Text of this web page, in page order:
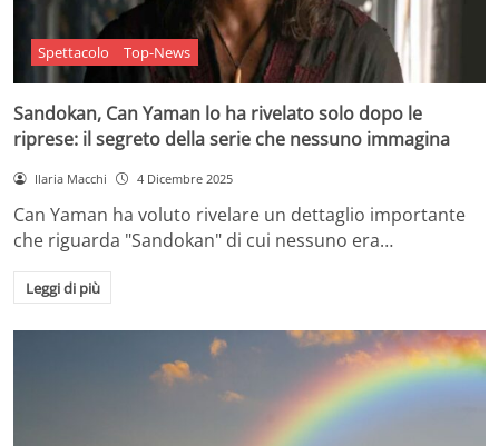
Spettacolo Top-News
Sandokan, Can Yaman lo ha rivelato solo dopo le
riprese: il segreto della serie che nessuno immagina
Ilaria Macchi 4 Dicembre 2025
Can Yaman ha voluto rivelare un dettaglio importante
che riguarda "Sandokan" di cui nessuno era…
Leggi di più